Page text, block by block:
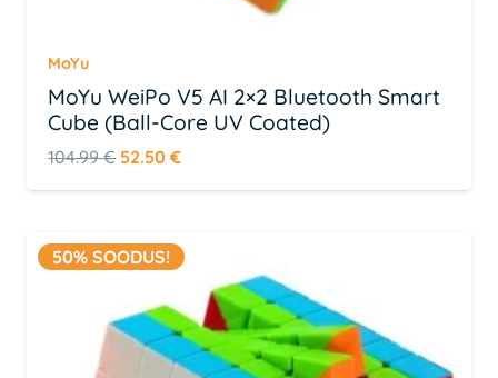
MoYu
MoYu WeiPo V5 AI 2×2 Bluetooth Smart
Cube (Ball-Core UV Coated)
104.99€ Algne
hind
104.99 €.
52.50€Praegune
hind
52.50 €.
50% SOODUS!